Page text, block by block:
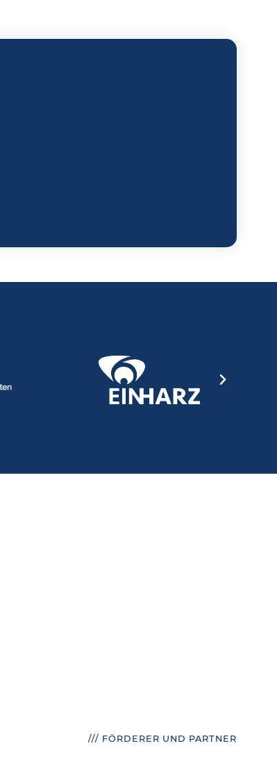
/// FÖRDERER UND PARTNER